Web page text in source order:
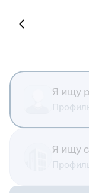
Я ищу
Я ищу